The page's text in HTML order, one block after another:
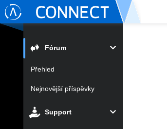
Fórum
Přehled
Nejnovější příspěvky
Support